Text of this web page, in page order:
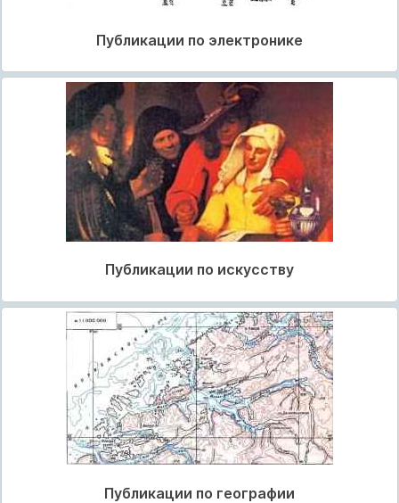
Публикации по электронике
Публикации по искусству
Публикации по географии